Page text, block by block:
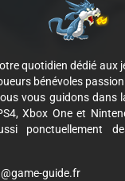
quotidien dédié aux
bénévoles
vous guidons dans
Xbox One et
ponctuellement
guide.fr